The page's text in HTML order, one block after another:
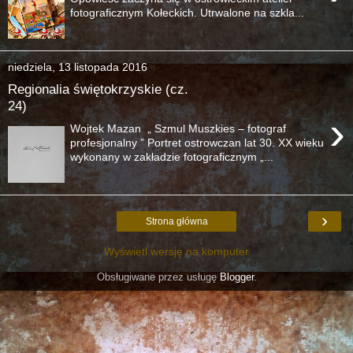
fotograficznym Kołeckich. Utrwalone na szkla...
niedziela, 13 listopada 2016
Regionalia świętokrzyskie (cz.
24)
›
Wojtek Mazan „ Szmul Muszkies – fotograf
profesjonalny ” Portret ostrowczan lat 30. XX wieku
wykonany w zakładzie fotograficznym „...
›
Strona główna
Wyświetl wersję na komputer
Obsługiwane przez usługę Blogger.